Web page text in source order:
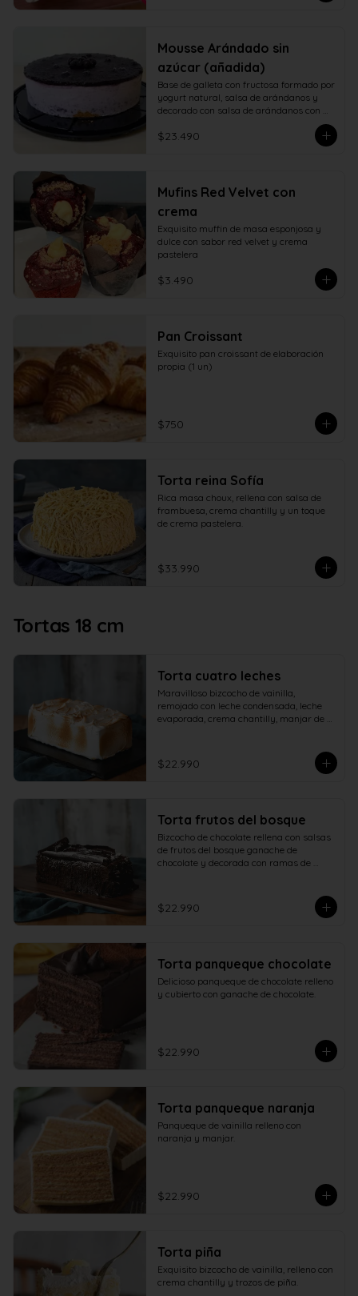
Mousse Arándado sin
azúcar (añadida)
Base de galleta con fructosa formado por
yogurt natural, salsa de arándanos y
decorado con salsa de arándanos con
$23.490
Mufins Red Velvet con
crema
Exquisito muffin de masa esponjosa y
dulce con sabor red velvet y crema
pastelera
$3.490
Pan Croissant
Exquisito pan croissant de elaboración
propia (1 un)
$750
Torta reina Sofía
Rica masa choux, rellena con salsa de
frambuesa, crema chantilly y un toque
de crema pastelera.
$33.990
Tortas 18 cm
Torta cuatro leches
Maravilloso bizcocho de vainilla,
remojado con leche condensada, leche
evaporada, crema chantilly, manjar de
$22.990
Torta frutos del bosque
Bizcocho de chocolate rellena con salsas
de frutos del bosque ganache de
chocolate y decorada con ramas de
$22.990
Torta panqueque chocolate
Delicioso panqueque de chocolate relleno
y cubierto con ganache de chocolate.
$22.990
Torta panqueque naranja
Panqueque de vainilla relleno con
naranja y manjar.
$22.990
Torta piña
Exquisito bizcocho de vainilla, relleno con
crema chantilly y trozos de piña.